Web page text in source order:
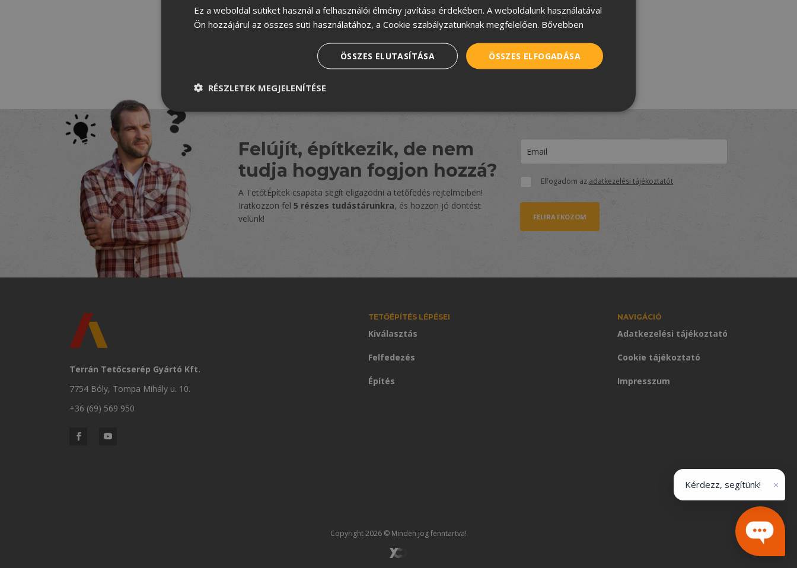
Felújít, építkezik, de nem
tudja hogyan fogjon hozzá?
A TetőtÉpítek csapata segít eligazodni a tetőfedés rejtelmeiben!
Iratkozzon fel 5 részes tudástárunkra, és hozzon jó döntést
velünk!
Elfogadom az adatkezelési tájékoztatót
FELIRATKOZOM
Terrán Tetőcserép Gyártó Kft.
7754 Bóly, Tompa Mihály u. 10.
+36 (69) 569 950
TETŐÉPÍTÉS LÉPÉSEI
Kiválasztás
Felfedezés
Építés
NAVIGÁCIÓ
Adatkezelési tájékoztató
Cookie tájékoztató
Impresszum
Copyright 2026 © Minden jog fenntartva!
Kérdezz, segítünk! ×
HUNGARIAN
CROATIAN
ROMANIAN
SERBIAN
Ez a weboldal sütiket használ a felhasználói élmény javítása érdekében. A weboldalunk használatával
Ön hozzájárul az összes süti használatához, a Cookie szabályzatunknak megfelelően. Bővebben
ÖSSZES ELFOGADÁSA
ÖSSZES ELUTASÍTÁSA
RÉSZLETEK MEGJELENÍTÉSE